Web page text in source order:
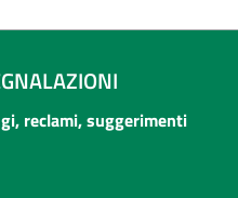
reclami, suggerimenti